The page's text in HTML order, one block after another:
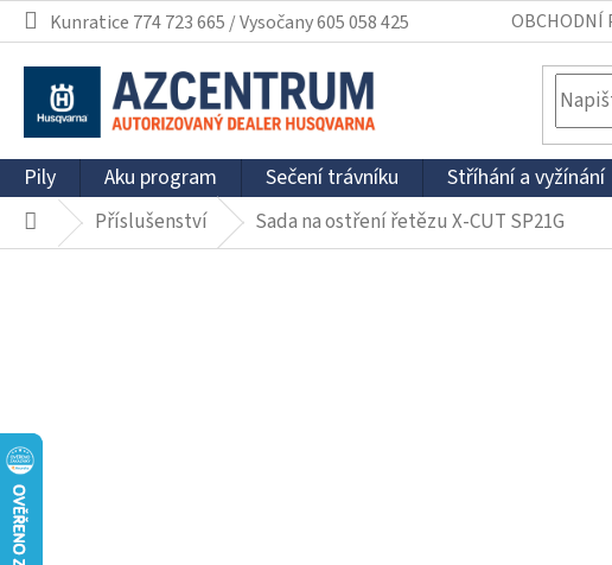
Přejít
na
obsah
Kunratice 774 723 665 / Vysočany 605 058 425 OBCHODNÍ
Pily Aku program Sečení trávníku Stříhání a vyžínání
DomůPříslušenství Sada na ostření řetězu X-CUT SP21G